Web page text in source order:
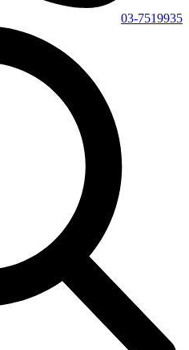
03-7519935